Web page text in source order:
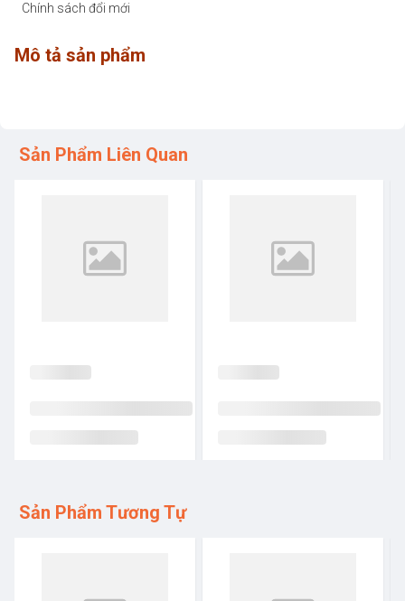
Chính sách đổi mới
Mô tả sản phẩm
Sản Phẩm Liên Quan
Sản Phẩm Tương Tự